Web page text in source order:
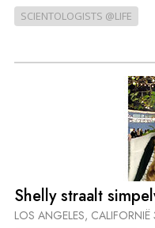
SCIENTOLOGISTS @LIFE
Shelly straalt
LOS ANGELES, CALIFORNIË